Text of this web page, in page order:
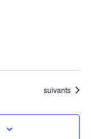
Évènements
suivants